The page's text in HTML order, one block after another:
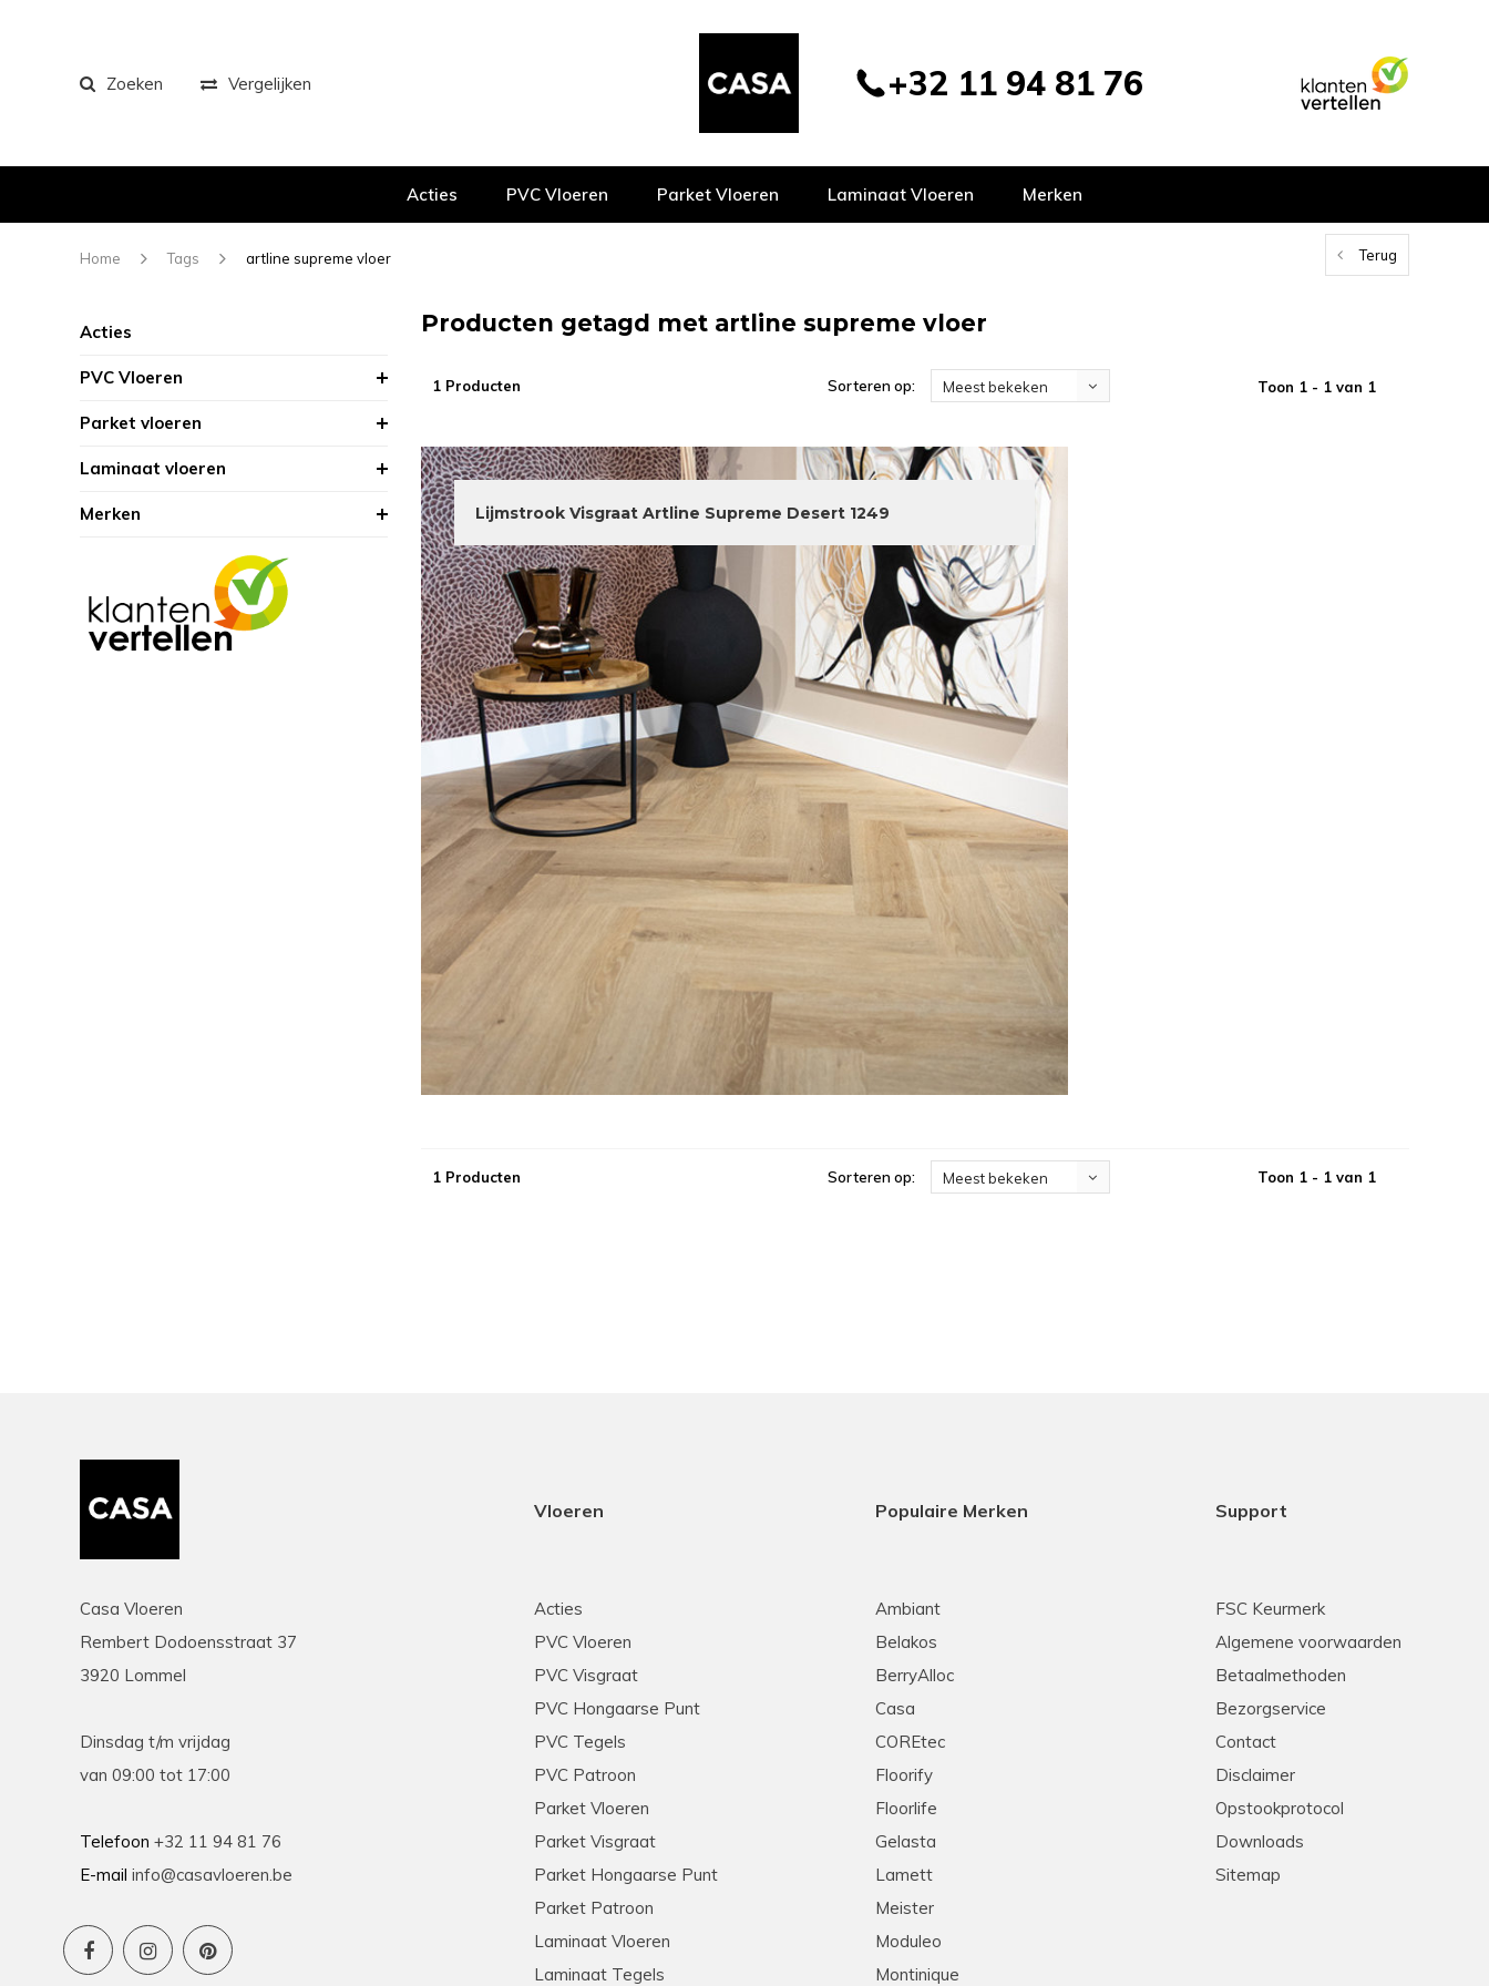
Zoeken Vergelijken +32 11 94 81 76
Acties PVC Vloeren Parket Vloeren Laminaat Vloeren Merken
Home Tags artline supreme vloer Terug
Acties
PVC Vloeren
Parket vloeren
Laminaat vloeren
Merken
Producten getagd met artline supreme vloer
1 Producten Sorteren op: Meest bekeken Toon 1 - 1 van 1
Lijmstrook Visgraat Artline Supreme Desert 1249
1 Producten Sorteren op: Meest bekeken Toon 1 - 1 van 1
Casa Vloeren
Rembert Dodoensstraat 37
3920 Lommel
Dinsdag t/m vrijdag
van 09:00 tot 17:00
Telefoon +32 11 94 81 76
E-mail info@casavloeren.be
Vloeren
Acties
PVC Vloeren
PVC Visgraat
PVC Hongaarse Punt
PVC Tegels
PVC Patroon
Parket Vloeren
Parket Visgraat
Parket Hongaarse Punt
Parket Patroon
Laminaat Vloeren
Laminaat Tegels
Populaire Merken
Ambiant
Belakos
BerryAlloc
Casa
COREtec
Floorify
Floorlife
Gelasta
Lamett
Meister
Moduleo
Montinique
Support
FSC Keurmerk
Algemene voorwaarden
Betaalmethoden
Bezorgservice
Contact
Disclaimer
Opstookprotocol
Downloads
Sitemap